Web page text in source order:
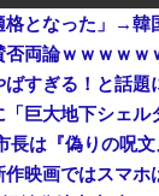
否両論ｗｗｗｗｗ